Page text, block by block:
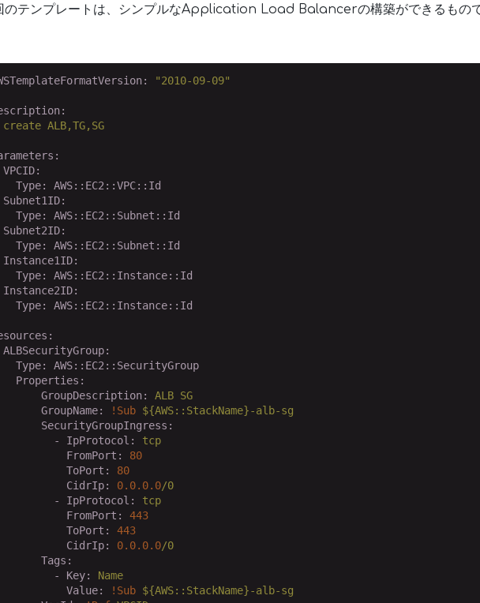
のテンプレートは、シンプルなApplication Load Balancerの構築ができるもので
"2010-09-09"
create ALB,TG,SG
VPCID:
Type:
AWS::EC2::VPC::Id
Subnet1ID:
Type:
AWS::EC2::Subnet::Id
Subnet2ID:
Type:
AWS::EC2::Subnet::Id
Instance1ID:
Type:
AWS::EC2::Instance::Id
Instance2ID:
Type:
AWS::EC2::Instance::Id
ALBSecurityGroup:
Type:
AWS::EC2::SecurityGroup
Properties:
GroupDescription:
ALB SG
GroupName:
!Sub ${AWS::StackName}-alb-sg
SecurityGroupIngress:
- IpProtocol:
tcp
FromPort:
80
ToPort:
80
CidrIp:
0.0.0.0/0
- IpProtocol:
tcp
FromPort:
443
ToPort:
443
CidrIp:
0.0.0.0/0
Tags:
- Key:
Name
Value:
!Sub ${AWS::StackName}-alb-sg